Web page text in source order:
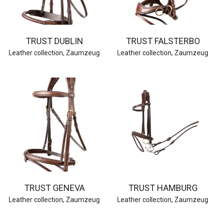
TRUST DUBLIN
Leather collection, Zaumzeug
TRUST FALSTERBO
Leather collection, Zaumzeug
TRUST GENEVA
Leather collection, Zaumzeug
TRUST HAMBURG
Leather collection, Zaumzeug